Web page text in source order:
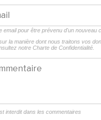
email pour être prévenu d'un nouveau
la manière dont nous traitons vos
notre Charte de Confidentialité.
interdit dans les commentaires